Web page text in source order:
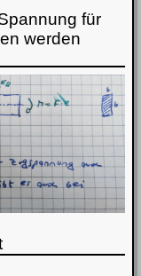
für
werden